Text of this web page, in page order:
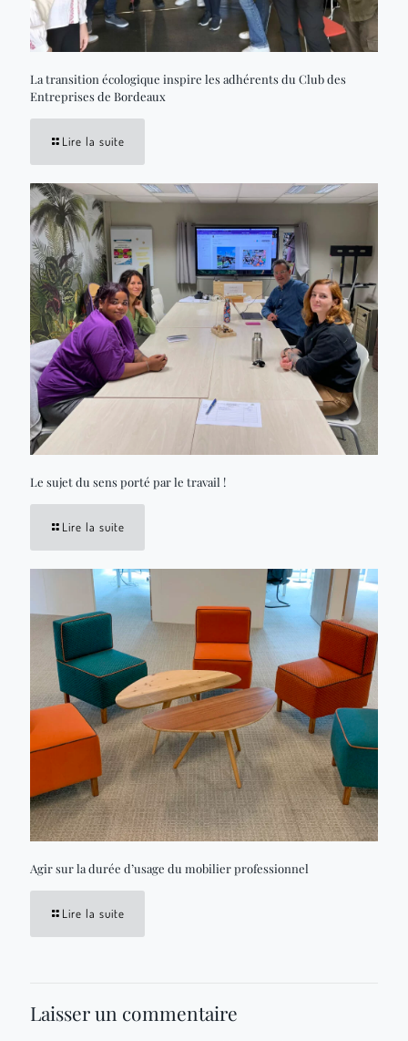
La transition écologique inspire les adhérents du Club des
Entreprises de Bordeaux
Lire la suite
Le sujet du sens porté par le travail !
Lire la suite
Agir sur la durée d’usage du mobilier professionnel
Lire la suite
Laisser un commentaire